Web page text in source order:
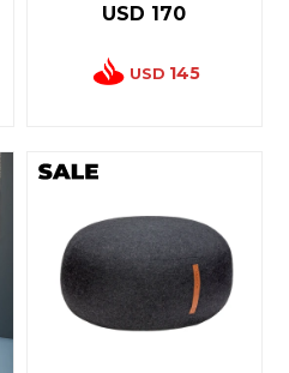
USD 170
USD 145